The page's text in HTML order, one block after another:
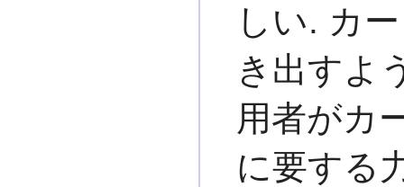
しい. カ
き出すよ
用者がカ
に要する